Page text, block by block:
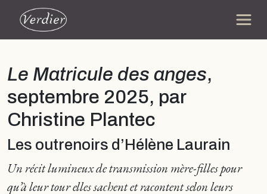
Le Matricule des anges,
septembre 2025, par
Christine Plantec
Les outrenoirs d’Hélène Laurain
Un récit lumineux de transmission mère-filles pour
qu’à leur tour elles sachent et racontent selon leurs